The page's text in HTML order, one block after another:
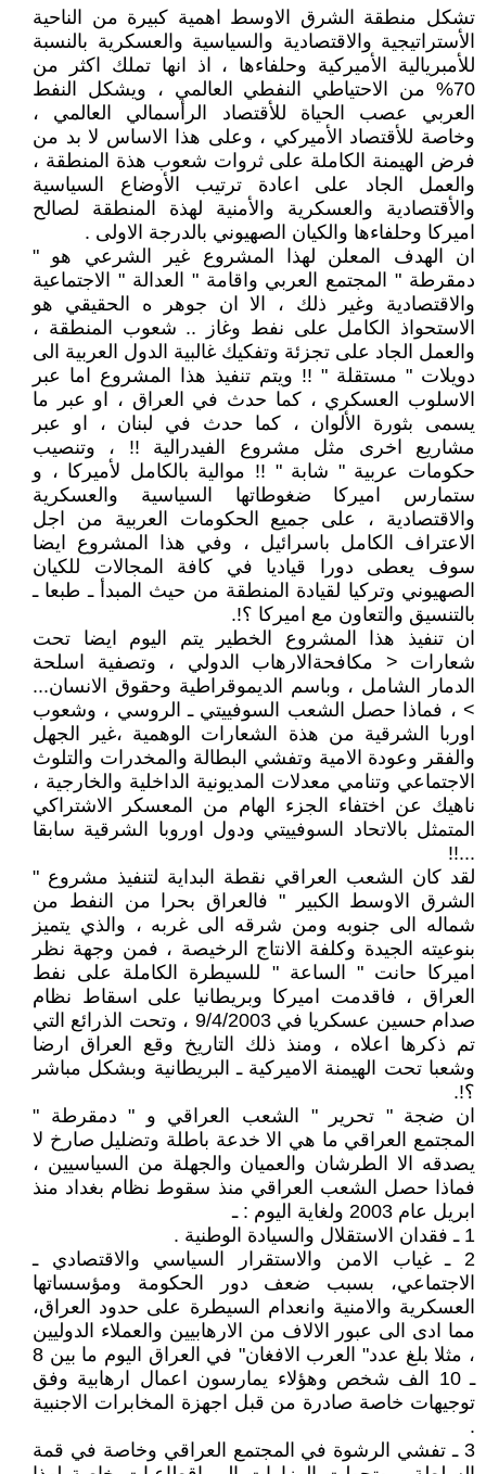
تشكل منطقة الشرق الاوسط اهمية كبيرة من الناحية
الأستراتيجية والاقتصادية والسياسية والعسكرية بالنسبة
للأمبريالية الأميركية وحلفاءها ، اذ انها تملك اكثر من
70% من الاحتياطي النفطي العالمي ، ويشكل النفط
العربي عصب الحياة للأقتصاد الرأسمالي العالمي ،
وخاصة للأقتصاد الأميركي ، وعلى هذا الاساس لا بد من
فرض الهيمنة الكاملة على ثروات شعوب هذة المنطقة ،
والعمل الجاد على اعادة ترتيب الأوضاع السياسية
والأقتصادية والعسكرية والأمنية لهذة المنطقة لصالح
اميركا وحلفاءها والكيان الصهيوني بالدرجة الاولى .
ان الهدف المعلن لهذا المشروع غير الشرعي هو "
دمقرطة " المجتمع العربي واقامة " العدالة " الاجتماعية
والاقتصادية وغير ذلك ، الا ان جوهر ه الحقيقي هو
الاستحواذ الكامل على نفط وغاز .. شعوب المنطقة ،
والعمل الجاد على تجزئة وتفكيك غالبية الدول العربية الى
دويلات " مستقلة " !! ويتم تنفيذ هذا المشروع اما عبر
الاسلوب العسكري ، كما حدث في العراق ، او عبر ما
يسمى بثورة الألوان ، كما حدث في لبنان ، او عبر
مشاريع اخرى مثل مشروع الفيدرالية !! ، وتنصيب
حكومات عربية " شابة " !! موالية بالكامل لأميركا ، و
ستمارس اميركا ضغوطاتها السياسية والعسكرية
والاقتصادية ، على جميع الحكومات العربية من اجل
الاعتراف الكامل باسرائيل ، وفي هذا المشروع ايضا
سوف يعطى دورا قياديا في كافة المجالات للكيان
الصهيوني وتركيا لقيادة المنطقة من حيث المبدأ ـ طبعا ـ
بالتنسيق والتعاون مع اميركا ؟!.
ان تنفيذ هذا المشروع الخطير يتم اليوم ايضا تحت
شعارات < مكافحةالارهاب الدولي ، وتصفية اسلحة
الدمار الشامل ، وباسم الديموقراطية وحقوق الانسان...
> ، فماذا حصل الشعب السوفييتي ـ الروسي ، وشعوب
اوربا الشرقية من هذة الشعارات الوهمية ،غير الجهل
والفقر وعودة الامية وتفشي البطالة والمخدرات والتلوث
الاجتماعي وتنامي معدلات المديونية الداخلية والخارجية ،
ناهيك عن اختفاء الجزء الهام من المعسكر الاشتراكي
المتمثل بالاتحاد السوفييتي ودول اوروبا الشرقية سابقا
...!!
لقد كان الشعب العراقي نقطة البداية لتنفيذ مشروع "
الشرق الاوسط الكبير " فالعراق بحرا من النفط من
شماله الى جنوبه ومن شرقه الى غربه ، والذي يتميز
بنوعيته الجيدة وكلفة الانتاج الرخيصة ، فمن وجهة نظر
اميركا حانت " الساعة " للسيطرة الكاملة على نفط
العراق ، فاقدمت اميركا وبريطانيا على اسقاط نظام
صدام حسين عسكريا في 9/4/2003 ، وتحت الذرائع التي
تم ذكرها اعلاه ، ومنذ ذلك التاريخ وقع العراق ارضا
وشعبا تحت الهيمنة الاميركية ـ البريطانية وبشكل مباشر
؟!.
ان ضجة " تحرير " الشعب العراقي و " دمقرطة "
المجتمع العراقي ما هي الا خدعة باطلة وتضليل صارخ لا
يصدقه الا الطرشان والعميان والجهلة من السياسيين ،
فماذا حصل الشعب العراقي منذ سقوط نظام بغداد منذ
ابريل عام 2003 ولغاية اليوم : ـ
1 ـ فقدان الاستقلال والسيادة الوطنية .
2 ـ غياب الامن والاستقرار السياسي والاقتصادي ـ
الاجتماعي، بسبب ضعف دور الحكومة ومؤسساتها
العسكرية والامنية وانعدام السيطرة على حدود العراق،
مما ادى الى عبور الالاف من الارهابيين والعملاء الدوليين
، مثلا بلغ عدد" العرب الافغان" في العراق اليوم ما بين 8
ـ 10 الف شخص وهؤلاء يمارسون اعمال ارهابية وفق
توجيهات خاصة صادرة من قبل اجهزة المخابرات الاجنبية
.
3 ـ تفشي الرشوة في المجتمع العراقي وخاصة في قمة